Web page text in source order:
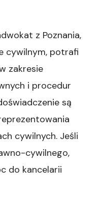
z Poznania,
cywilnym, potrafi
zakresie
i procedur
są
cywilnych. Jeśli
cywilnego,
do kancelarii